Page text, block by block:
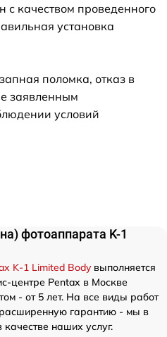
качеством проведенного
установка
поломка, отказ в
заявленным
условий
фотоаппарата K-1
K-1 Limited Bodyвыполняется
центре Pentax в Москве
- от 5 лет. На все виды работ
гарантию - мы в
наших услуг.